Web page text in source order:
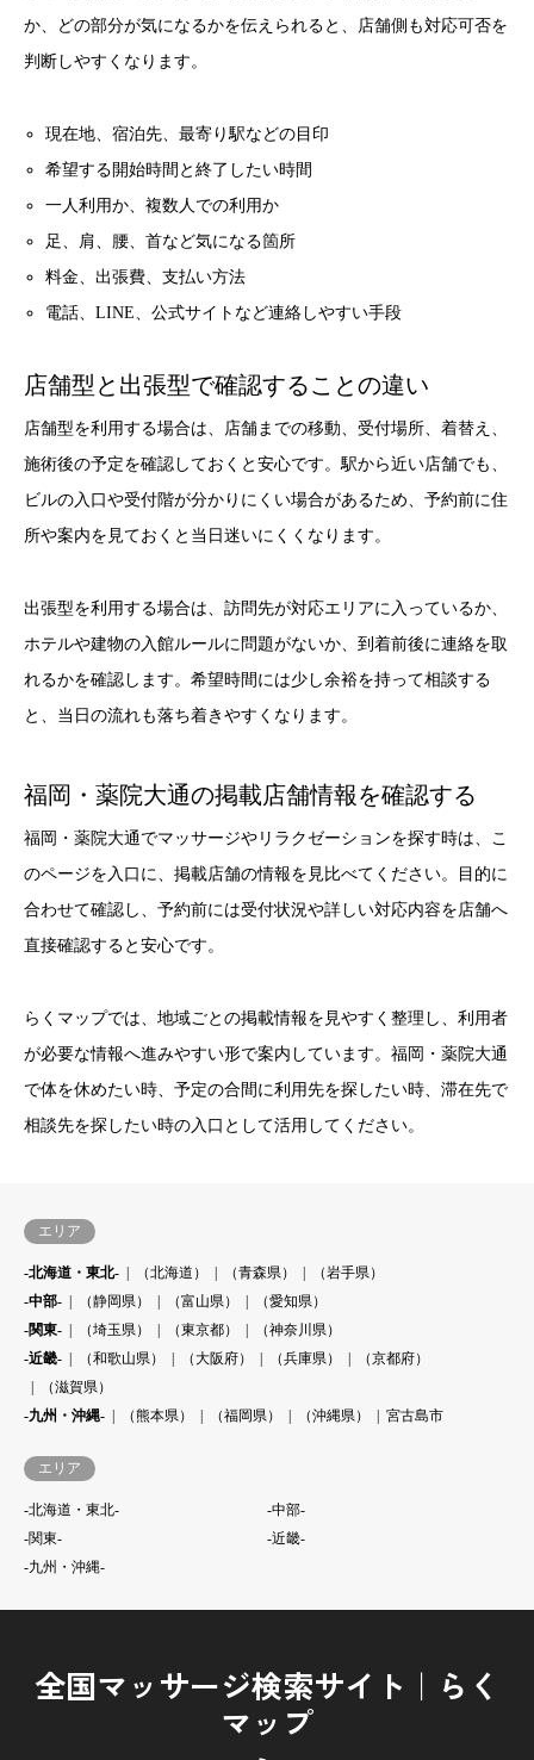
か、どの部分が気になるかを伝えられると、店舗側も対応可否を
判断しやすくなります。
現在地、宿泊先、最寄り駅などの目印
希望する開始時間と終了したい時間
一人利用か、複数人での利用か
足、肩、腰、首など気になる箇所
料金、出張費、支払い方法
電話、LINE、公式サイトなど連絡しやすい手段
店舗型と出張型で確認することの違い
店舗型を利用する場合は、店舗までの移動、受付場所、着替え、
施術後の予定を確認しておくと安心です。駅から近い店舗でも、
ビルの入口や受付階が分かりにくい場合があるため、予約前に住
所や案内を見ておくと当日迷いにくくなります。
出張型を利用する場合は、訪問先が対応エリアに入っているか、
ホテルや建物の入館ルールに問題がないか、到着前後に連絡を取
れるかを確認します。希望時間には少し余裕を持って相談する
と、当日の流れも落ち着きやすくなります。
福岡・薬院大通の掲載店舗情報を確認する
福岡・薬院大通でマッサージやリラクゼーションを探す時は、こ
のページを入口に、掲載店舗の情報を見比べてください。目的に
合わせて確認し、予約前には受付状況や詳しい対応内容を店舗へ
直接確認すると安心です。
らくマップでは、地域ごとの掲載情報を見やすく整理し、利用者
が必要な情報へ進みやすい形で案内しています。福岡・薬院大通
で体を休めたい時、予定の合間に利用先を探したい時、滞在先で
相談先を探したい時の入口として活用してください。
エリア
-北海道・東北- （北海道） （青森県）
（岩手県）
-中部-
（静岡県） （富山県）
（愛知県）
-関東-
（埼玉県） （東京都）
（神奈川県）
-近畿-
（和歌山県） （大阪府） （兵庫県）
（京都府）
（滋賀県）
-九州・沖縄-
（熊本県） （福岡県） （沖縄県） 宮古島市
エリア
-北海道・東北-
-中部-
-関東-
-近畿-
-九州・沖縄-
全国マッサージ検索サイト｜らく
マップ